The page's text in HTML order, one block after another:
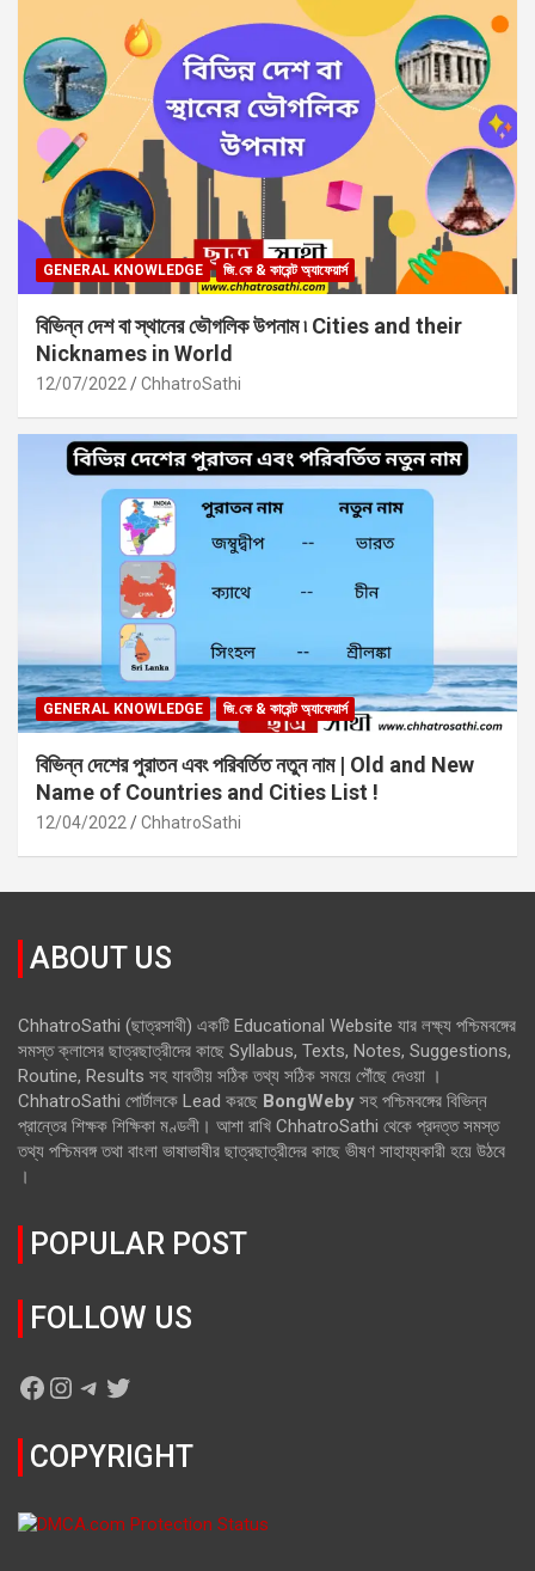
GENERAL KNOWLEDGE জি.কে & কারেন্ট অ্যাফেয়ার্স
বিভিন্ন দেশ বা স্থানের ভৌগলিক উপনাম ৷ Cities and their
Nicknames in World
12/07/2022 ChhatroSathi
GENERAL KNOWLEDGE জি.কে & কারেন্ট অ্যাফেয়ার্স
বিভিন্ন দেশের পুরাতন এবং পরিবর্তিত নতুন নাম | Old and New
Name of Countries and Cities List !
12/04/2022 ChhatroSathi
ABOUT US
ChhatroSathi (ছাত্রসাথী) একটি Educational Website যার লক্ষ্য পশ্চিমবঙ্গের
সমস্ত ক্লাসের ছাত্রছাত্রীদের কাছে Syllabus, Texts, Notes, Suggestions,
Routine, Results সহ যাবতীয় সঠিক তথ্য সঠিক সময়ে পৌঁছে দেওয়া ।
ChhatroSathi পোর্টালকে Lead করছে BongWeby সহ পশ্চিমবঙ্গের বিভিন্ন
প্রান্তের শিক্ষক শিক্ষিকা মণ্ডলী। আশা রাখি ChhatroSathi থেকে প্রদত্ত সমস্ত
তথ্য পশ্চিমবঙ্গ তথা বাংলা ভাষাভাষীর ছাত্রছাত্রীদের কাছে ভীষণ সাহায্যকারী হয়ে উঠবে
।
POPULAR POST
FOLLOW US
Facebook
Instagram
Telegram
Twitter
COPYRIGHT